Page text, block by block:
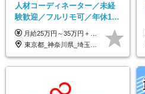
人材コーディネーター／未経
験歓迎／フルリモ可／年休127
日／おしゃれ自由／海外研修
年10回／美容・サウナ割あり
月給25万円～35万円＋インセンティブ 未経験者：月給25万円～＋インセンティブ 経験者：月給35万円～＋インセンティブ （※経験者は営業経験5年以上の方を想定） ※経験・スキルなどを考慮のうえ、決定します ※時間外手当は別途全額支給します
東京都_神奈川県_埼玉県_千葉県_大阪府_愛知県_北海道_青森県_岩手県_宮城県_秋田県_山形県_福島県_茨城県_栃木県_群馬県_新潟県_山梨県_長野県_富山県_石川県_福井県_静岡県_岐阜県_三重県_兵庫県_京都府_滋賀県_奈良県_和歌山県_広島県_岡山県_鳥取県_島根県_山口県_徳島県_香川県_愛媛県_高知県_福岡県_熊本県_佐賀県_長崎県_大分県_宮崎県_鹿児島県_沖縄県